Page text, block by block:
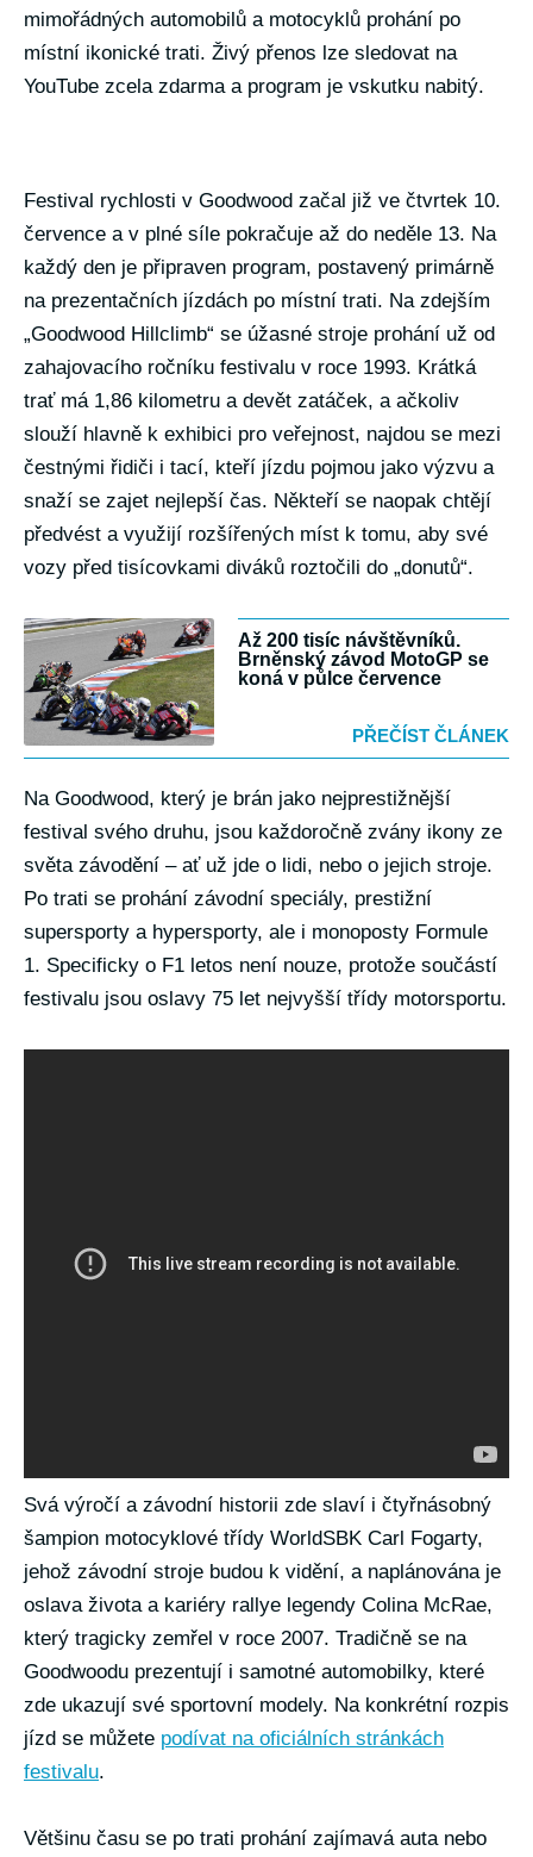
mimořádných automobilů a motocyklů prohání po
místní ikonické trati. Živý přenos lze sledovat na
YouTube zcela zdarma a program je vskutku nabitý.
Festival rychlosti v Goodwood začal již ve čtvrtek 10.
července a v plné síle pokračuje až do neděle 13. Na
každý den je připraven program, postavený primárně
na prezentačních jízdách po místní trati. Na zdejším
„Goodwood Hillclimb“ se úžasné stroje prohání už od
zahajovacího ročníku festivalu v roce 1993. Krátká
trať má 1,86 kilometru a devět zatáček, a ačkoliv
slouží hlavně k exhibici pro veřejnost, najdou se mezi
čestnými řidiči i tací, kteří jízdu pojmou jako výzvu a
snaží se zajet nejlepší čas. Někteří se naopak chtějí
předvést a využijí rozšířených míst k tomu, aby své
vozy před tisícovkami diváků roztočili do „donutů“.
Až 200 tisíc návštěvníků.
Brněnský závod MotoGP se
koná v půlce července
PŘEČÍST ČLÁNEK
Na Goodwood, který je brán jako nejprestižnější
festival svého druhu, jsou každoročně zvány ikony ze
světa závodění – ať už jde o lidi, nebo o jejich stroje.
Po trati se prohání závodní speciály, prestižní
supersporty a hypersporty, ale i monoposty Formule
1. Specificky o F1 letos není nouze, protože součástí
festivalu jsou oslavy 75 let nejvyšší třídy motorsportu.
Svá výročí a závodní historii zde slaví i čtyřnásobný
šampion motocyklové třídy WorldSBK Carl Fogarty,
jehož závodní stroje budou k vidění, a naplánována je
oslava života a kariéry rallye legendy Colina McRae,
který tragicky zemřel v roce 2007. Tradičně se na
Goodwoodu prezentují i samotné automobilky, které
zde ukazují své sportovní modely. Na konkrétní rozpis
jízd se můžete podívat na oficiálních stránkách
festivalu.
Většinu času se po trati prohání zajímavá auta nebo